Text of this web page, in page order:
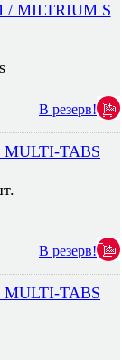
S
В резерв!
TABS
В резерв!
TABS